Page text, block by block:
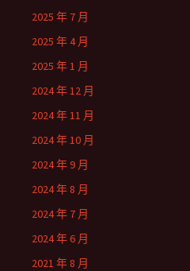
2025 年 7 月
2025 年 4 月
2025 年 1 月
2024 年 12 月
2024 年 11 月
2024 年 10 月
2024 年 9 月
2024 年 8 月
2024 年 7 月
2024 年 6 月
2021 年 8 月